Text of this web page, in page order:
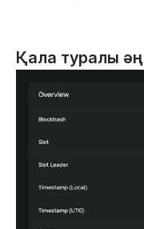
Қала туралы